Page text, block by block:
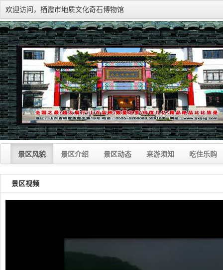
欢迎访问，栖霞市地质文化奇石博物馆
景区风貌 景区介绍 景区动态 来游须知 吃住乐购
景区视频